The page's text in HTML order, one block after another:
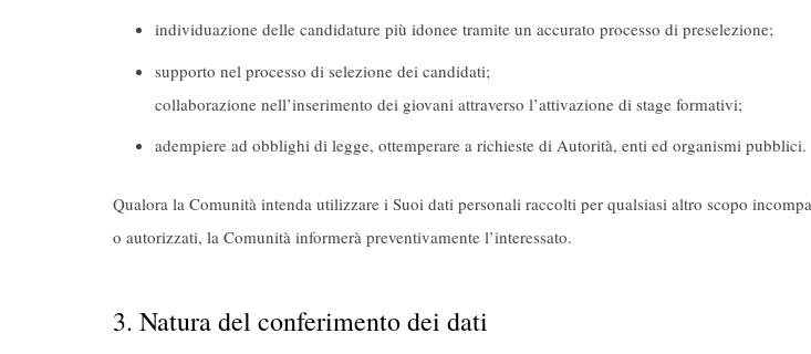
individuazione delle candidature più idonee tramite un accurato processo di preselezione;
supporto nel processo di selezione dei candidati;
collaborazione nell’inserimento dei giovani attraverso l’attivazione di stage formativi;
adempiere ad obblighi di legge, ottemperare a richieste di Autorità, enti ed organismi pubblici.
Qualora la Comunità intenda utilizzare i Suoi dati personali raccolti per qualsiasi altro scopo
o autorizzati, la Comunità informerà preventivamente l’interessato.
3. Natura del conferimento dei dati